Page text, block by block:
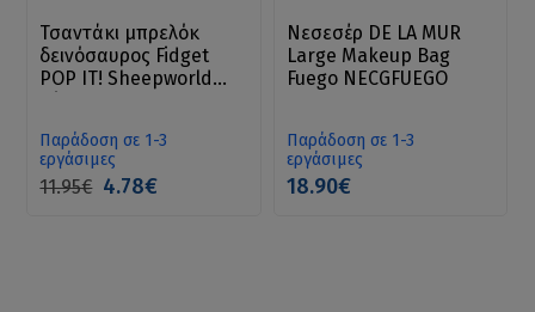
Τσαντάκι μπρελόκ
δεινόσαυρος Fidget
POP IT! Sheepworld
Παράδοση σε 1-3
εργάσιμες
11.95€ 4.78€
Νεσεσέρ DE LA MUR
Large Makeup Bag
Fuego NECGFUEGO
Παράδοση σε 1-3
εργάσιμες
18.90€